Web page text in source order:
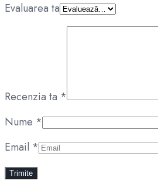
Evaluarea ta
Recenzia ta *
Nume *
Email *